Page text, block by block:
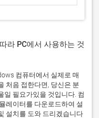
라 PC에서 사용하는 것
컴퓨터에서 실제로 매
처음 접한다면, 당신은 분
일 필요가있을 것입니다. 컴
레이터를 다운로드하여 설
설치를 도와 드리겠습니다